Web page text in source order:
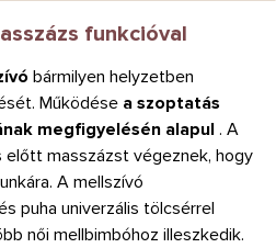
funkcióval
bármilyen helyzetben
Működése a szoptatás
megfigyelésén alapul . A
masszázst végeznek, hogy
A mellszívó
puha univerzális tölcsérrel
női mellbimbóhoz illeszkedik.